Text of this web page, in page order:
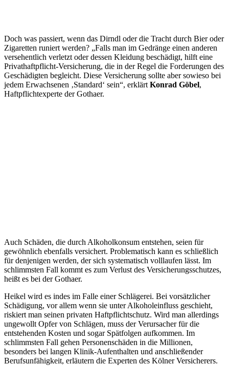
Doch was passiert, wenn das Dirndl oder die Tracht durch Bier oder
Zigaretten runiert werden? „Falls man im Gedränge einen anderen
versehentlich verletzt oder dessen Kleidung beschädigt, hilft eine
Privathaftpflicht-Versicherung, die in der Regel die Forderungen des
Geschädigten begleicht. Diese Versicherung sollte aber sowieso bei
jedem Erwachsenen ‚Standard‘ sein“, erklärtKonrad Göbel,
Haftpflichtexperte der Gothaer.
Auch Schäden, die durch Alkoholkonsum entstehen, seien für
gewöhnlich ebenfalls versichert. Problematisch kann es schließlich
für denjenigen werden, der sich systematisch volllaufen lässt. Im
schlimmsten Fall kommt es zum Verlust des Versicherungsschutzes,
heißt es bei der Gothaer.
Heikel wird es indes im Falle einer Schlägerei. Bei vorsätzlicher
Schädigung, vor allem wenn sie unter Alkoholeinfluss geschieht,
riskiert man seinen privaten Haftpflichtschutz. Wird man allerdings
ungewollt Opfer von Schlägen, muss der Verursacher für die
entstehenden Kosten und sogar Spätfolgen aufkommen. Im
schlimmsten Fall gehen Personenschäden in die Millionen,
besonders bei langen Klinik-Aufenthalten und anschließender
Berufsunfähigkeit, erläutern die Experten des Kölner Versicherers.